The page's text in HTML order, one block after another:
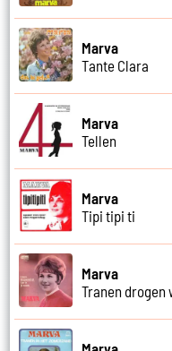
Marva
Tante Clara
Marva
Tellen
Marva
Tipi tipi ti
Marva
Tranen drogen